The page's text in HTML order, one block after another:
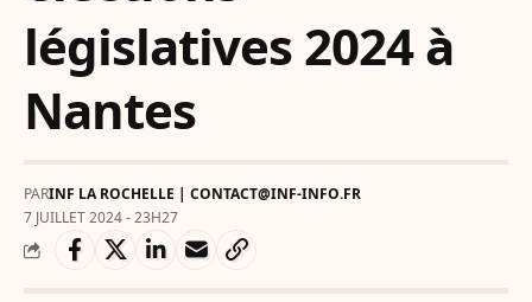
législatives 2024 à
Nantes
PARINF LA ROCHELLE | CONTACT@INF-INFO.FR
7 JUILLET 2024 - 23H27